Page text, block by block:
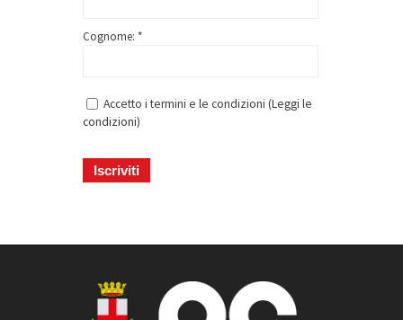
Cognome: *
Accetto i termini e le condizioni (Leggi le
condizioni)